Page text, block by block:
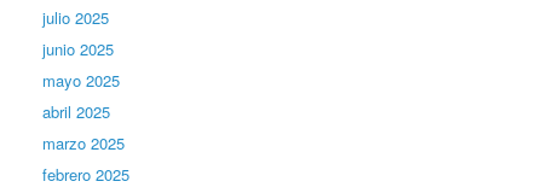
julio 2025
junio 2025
mayo 2025
abril 2025
marzo 2025
febrero 2025